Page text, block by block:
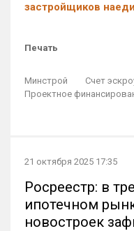
застройщиков
Печать
Минстрой
Счет
Проектное
21 октября 2025 17:35
Росреестр: в
ипотечном
новостроек